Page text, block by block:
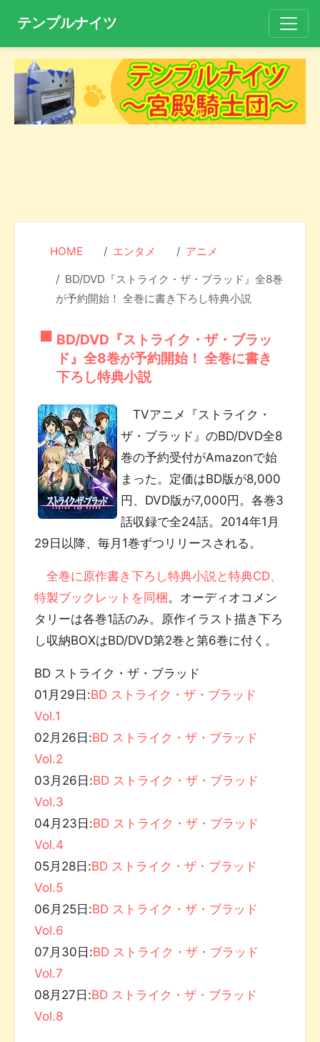
テンプルナイツ
HOME エンタメ アニメ
BD/DVD『ストライク・ザ・ブラッド』全8巻
が予約開始！ 全巻に書き下ろし特典小説
BD/DVD『ストライク・ザ・ブラッ
ド』全8巻が予約開始！ 全巻に書き
下ろし特典小説
TVアニメ『ストライク・
ザ・ブラッド』のBD/DVD全8
巻の予約受付がAmazonで始
まった。定価はBD版が8,000
円、DVD版が7,000円。各巻3
話収録で全24話。2014年1月
29日以降、毎月1巻ずつリリースされる。
全巻に原作書き下ろし特典小説と特典CD、
特製ブックレットを同梱。オーディオコメン
タリーは各巻1話のみ。原作イラスト描き下ろ
し収納BOXはBD/DVD第2巻と第6巻に付く。
BD ストライク・ザ・ブラッド
01月29日:BD ストライク・ザ・ブラッド
Vol.1
02月26日:BD ストライク・ザ・ブラッド
Vol.2
03月26日:BD ストライク・ザ・ブラッド
Vol.3
04月23日:BD ストライク・ザ・ブラッド
Vol.4
05月28日:BD ストライク・ザ・ブラッド
Vol.5
06月25日:BD ストライク・ザ・ブラッド
Vol.6
07月30日:BD ストライク・ザ・ブラッド
Vol.7
08月27日:BD ストライク・ザ・ブラッド
Vol.8